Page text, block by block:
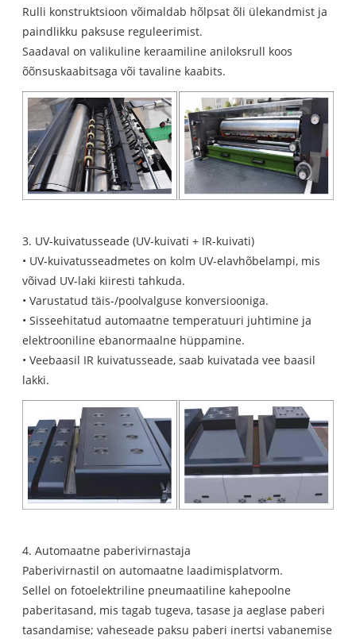
Rulli konstruktsioon võimaldab hõlpsat õli ülekandmist ja
paindlikku paksuse reguleerimist.
Saadaval on valikuline keraamiline aniloksrull koos
õõnsuskaabitsaga või tavaline kaabits.
3. UV-kuivatusseade (UV-kuivati ​​+ IR-kuivati)
• UV-kuivatusseadmetes on kolm UV-elavhõbelampi, mis
võivad UV-laki kiiresti tahkuda.
• Varustatud täis-/poolvalguse konversiooniga.
• Sisseehitatud automaatne temperatuuri juhtimine ja
elektrooniline ebanormaalne hüppamine.
• Veebaasil IR kuivatusseade, saab kuivatada vee baasil
lakki.
4. Automaatne paberivirnastaja
Paberivirnastil on automaatne laadimisplatvorm.
Sellel on fotoelektriline pneumaatiline kahepoolne
paberitasand, mis tagab tugeva, tasase ja aeglase paberi
tasandamise; vaheseade paksu paberi inertsi vabanemise